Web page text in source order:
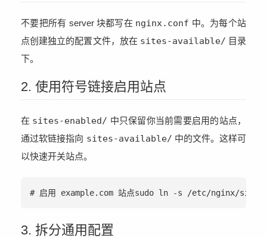
不要把所有 server 块都写在 nginx.conf 中。为每个站
点创建独立的配置文件，放在 sites-available/ 目录
下。
2. 使用符号链接启用站点
在 sites-enabled/ 中只保留你当前需要启用的站点，
通过软链接指向 sites-available/ 中的文件。这样可
以快速开关站点。
# 启用 example.com 站点sudo ln -s /etc/nginx/
3. 拆分通用配置